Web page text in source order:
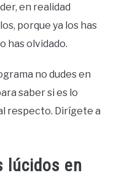
en realidad
porque ya los has
has olvidado.
no dudes en
saber si es lo
respecto. Dirígete a
lúcidos en